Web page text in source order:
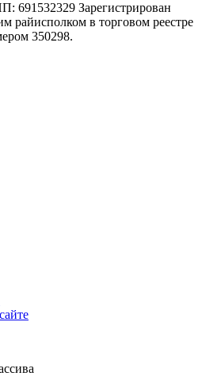
Зарегистрирован
райисполком в торговом реестре
350298.